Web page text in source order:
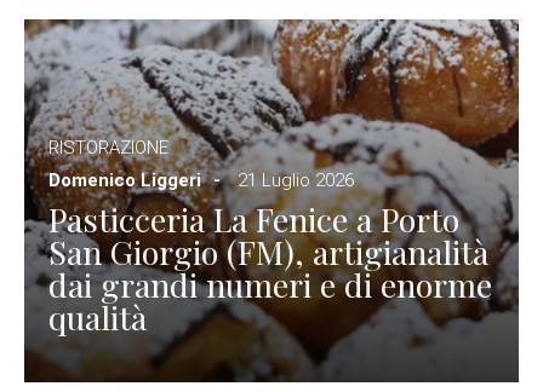
RISTORAZIONE
Domenico Liggeri
21 Luglio 2026
Pasticceria La Fenice a Porto
San Giorgio (FM), artigianalità
dai grandi numeri e di enorme
qualità